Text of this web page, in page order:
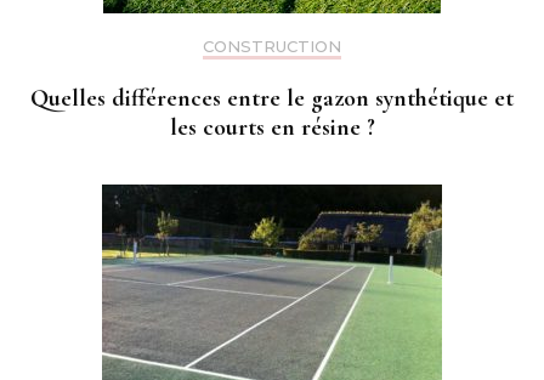
CONSTRUCTION
Quelles différences entre le gazon synthétique et
les courts en résine ?